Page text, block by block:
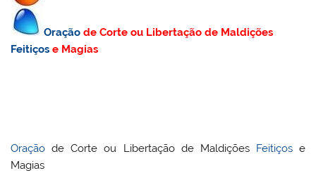
Oração de Corte ou Libertação de Maldições
Feitiços e Magias
Oração de Corte ou Libertação de Maldições Feitiçose
Magias